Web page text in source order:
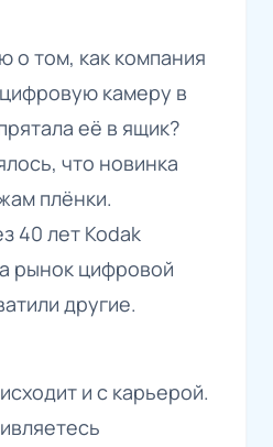
о том, как компания
камеру в
её в ящик?
что новинка
плёнки.
40 лет Kodak
рынок цифровой
другие.
и с карьерой.